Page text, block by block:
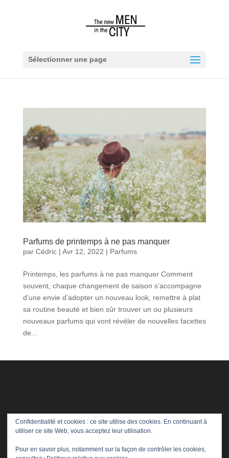
Sélectionner une page
Parfums de printemps à ne pas manquer
par Cédric| Avr 12, 2022 | Parfums
Printemps, les parfums à ne pas manquer Comment
souvent, chaque changement de saison s’accompagne
d’une envie d’adopter un nouveau look, remettre à plat
sa routine beauté et bien sûr trouver un ou plusieurs
nouveaux parfums qui vont révéler de nouvelles facettes
de...
Confidentialité et cookies : ce site utilise des cookies. En continuant à
utiliser ce site Web, vous acceptez leur utilisation.
Pour en savoir plus, notamment sur la façon de contrôler les cookies,